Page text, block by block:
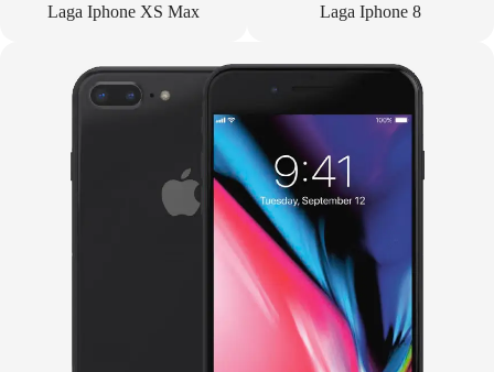
Laga Iphone XS Max Laga Iphone 8